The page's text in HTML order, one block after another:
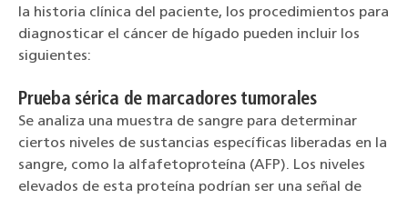
la historia clínica del paciente, los procedimientos para
diagnosticar el cáncer de hígado pueden incluir los
siguientes:
Prueba sérica de marcadores tumorales
Se analiza una muestra de sangre para determinar
ciertos niveles de sustancias específicas liberadas en la
sangre, como la alfafetoproteína (AFP). Los niveles
elevados de esta proteína podrían ser una señal de